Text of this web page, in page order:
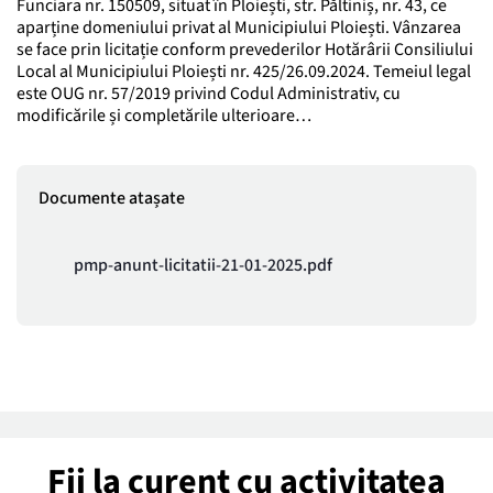
Funciara nr. 150509, situat în Ploiești, str. Păltiniș, nr. 43, ce
aparține domeniului privat al Municipiului Ploiești. Vânzarea
se face prin licitație conform prevederilor Hotărârii Consiliului
Local al Municipiului Ploiești nr. 425/26.09.2024. Temeiul legal
este OUG nr. 57/2019 privind Codul Administrativ, cu
modificările și completările ulterioare…
Documente atașate
pmp-anunt-licitatii-21-01-2025.pdf
Fii la curent cu activitatea